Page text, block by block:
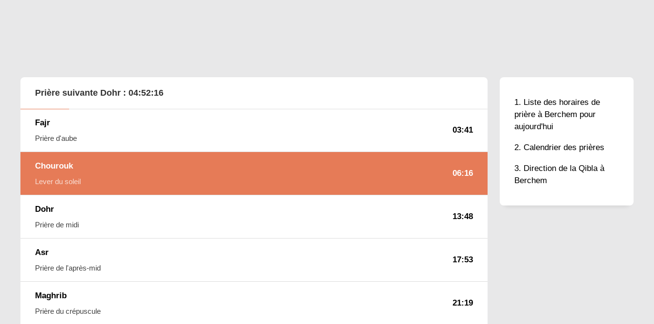
Liste des horaires de
prière à Berchem pour
aujourd'hui
Calendrier des prières
Direction de la Qibla à
Berchem
Prière suivante Dohr : 04:52:15
Fajr
Prière d'aube
03:41
Chourouk
Lever du soleil
06:16
Dohr
Prière de midi
13:48
Asr
Prière de l'après-mid
17:53
Maghrib
Prière du crépuscule
21:19